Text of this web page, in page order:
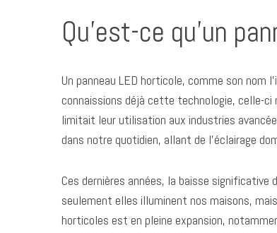
Qu’est-ce qu’un
Un panneau LED horticole, comme son
connaissions déjà cette technologie, celle-
limitait leur utilisation aux industries
dans notre quotidien, allant de l’éclairage
Ces dernières années, la baisse
seulement elles illuminent nos maisons,
horticoles est en pleine expansion,